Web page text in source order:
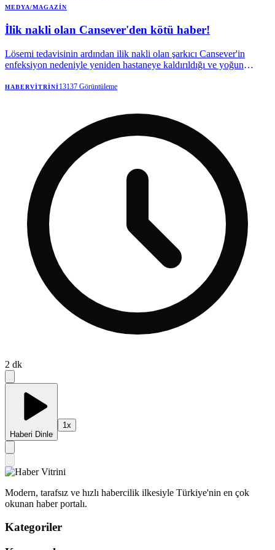
MEDYA/MAGAZIN
İlik nakli olan Cansever'den kötü haber!
Lösemi tedavisinin ardından ilik nakli olan şarkıcı Cansever'in
enfeksiyon nedeniyle yeniden hastaneye kaldırıldığı ve yoğun
HABERVITRINI13137 Görüntüleme
2 dk
Haberi Dinle
1x
Modern, tarafsız ve hızlı habercilik ilkesiyle Türkiye'nin en çok
okunan haber portalı.
Kategoriler